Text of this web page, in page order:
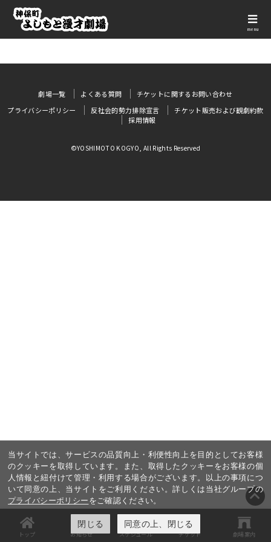
menu
トップ お知らせ スケジュール チケット 劇場案内
当サイトでは、サービスの品質向上・利便性向上を目的としてお客様
のクッキーを取得しています。また、取得したクッキーをお客様の個
人情報と紐付けて管理・利用する場合がございます。以上の事項につ
いて同意の上、当サイトをご利用ください。詳しくは当社グループの
プライバシーポリシーをご確認ください。
閉じる 同意の上、閉じる
劇場一覧 よくある質問
チケットに関するお問い合わせ
プライバシーポリシー
反社会的勢力排除宣言
チケット販売および観劇約款
採用情報
©YOSHIMOTO KOGYO, All Rights Reserved